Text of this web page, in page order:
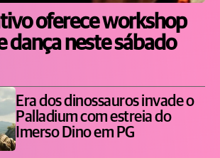
oferece workshop
dança neste sábado
Era dos dinossauros invade o
Palladium com estreia do
Imerso Dino em PG